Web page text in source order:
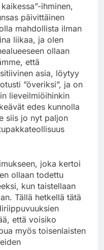
ihminen,
päivittäinen
mahdollista ilman
liikaa, ja olen
ollaan
että
asia, löytyy
”överiksi”, ja on
lieveilmiöihinkin
edes kunnolla
siis jo nyt paljon
joka kertoi
ollaan todettu
kun taistellaan
Tällä hetkellä tätä
että voisiko
myös toisenlaisten